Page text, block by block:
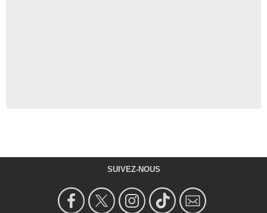
SUIVEZ-NOUS